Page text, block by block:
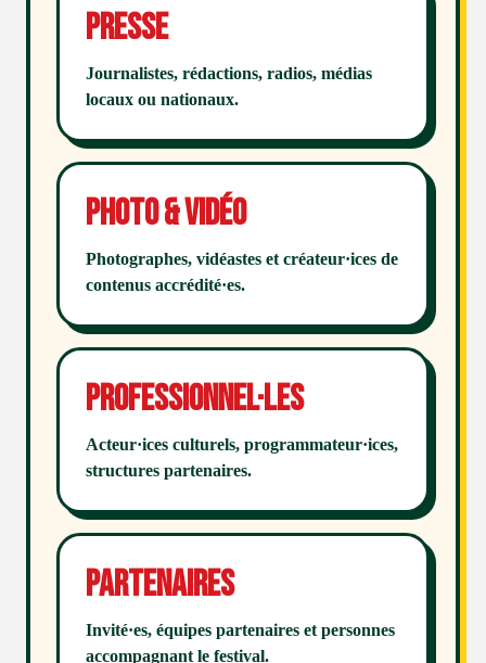
Presse
Journalistes, rédactions, radios, médias
locaux ou nationaux.
Photo & vidéo
Photographes, vidéastes et créateur·ices de
contenus accrédité·es.
Professionnel·les
Acteur·ices culturels, programmateur·ices,
structures partenaires.
Partenaires
Invité·es, équipes partenaires et personnes
accompagnant le festival.